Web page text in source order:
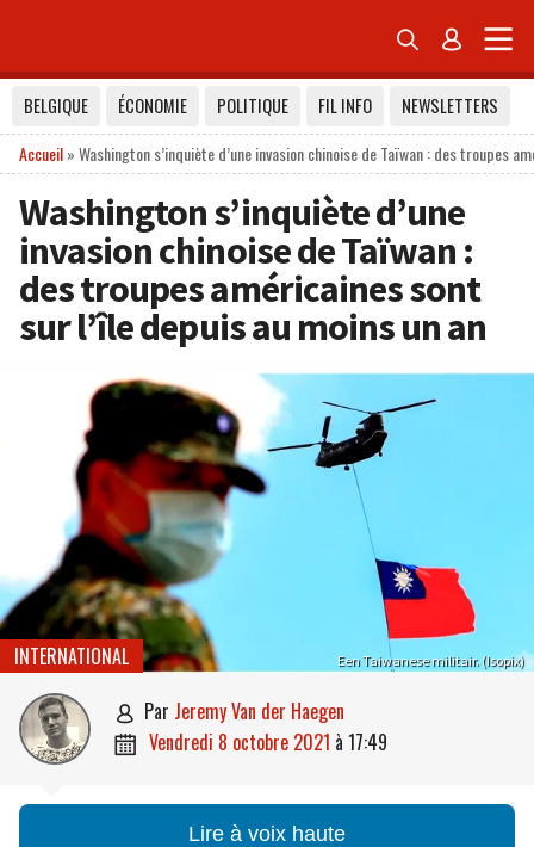
 
BELGIQUE ÉCONOMIE POLITIQUE FIL INFO
NEWSLETTERS
Accueil»Washington s’inquiète d’une invasion chinoise de Taïwan : des troupes
Washington s’inquiète d’une
invasion chinoise de Taïwan :
des troupes américaines sont
sur l’île depuis au moins un an
Een Taiwanese militair. (Isopix)
INTERNATIONAL
 par Jeremy Van der Haegen
 vendredi 8 octobre 2021 à 17:49
Lire à voix haute